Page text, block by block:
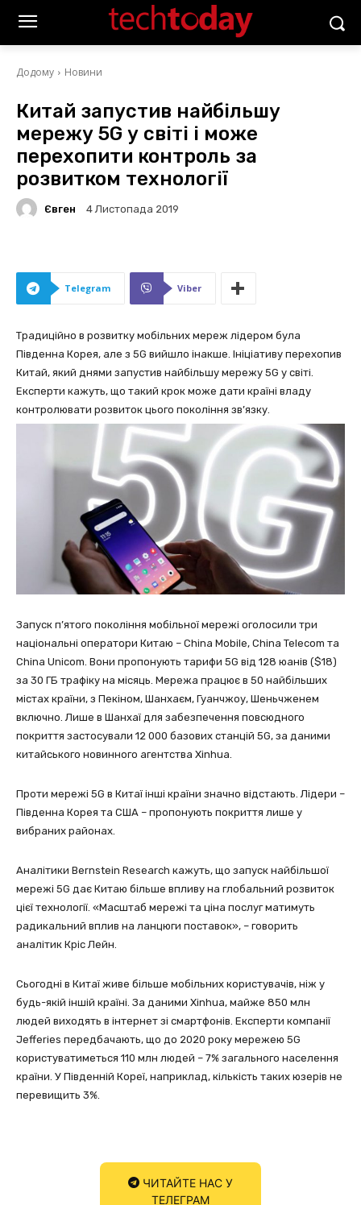
Додому Новини
Китай запустив найбільшу
мережу 5G у світі і може
перехопити контроль за
розвитком технології
Євген 4 Листопада 2019
Telegram Viber
Традиційно в розвитку мобільних мереж лідером була
Південна Корея, але з 5G вийшло інакше. Ініціативу перехопив
Китай, який днями запустив найбільшу мережу 5G у світі.
Експерти кажуть, що такий крок може дати країні владу
контролювати розвиток цього покоління зв’язку.
Запуск п’ятого покоління мобільної мережі оголосили три
національні оператори Китаю – China Mobile, China Telecom та
China Unicom. Вони пропонують тарифи 5G від 128 юанів ($18)
за 30 ГБ трафіку на місяць. Мережа працює в 50 найбільших
містах країни, з Пекіном, Шанхаєм, Гуанчжоу, Шеньчженем
включно. Лише в Шанхаї для забезпечення повсюдного
покриття застосували 12 000 базових станцій 5G, за даними
китайського новинного агентства Xinhua.
Проти мережі 5G в Китаї інші країни значно відстають. Лідери –
Південна Корея та США – пропонують покриття лише у
вибраних районах.
Аналітики Bernstein Research кажуть, що запуск найбільшої
мережі 5G дає Китаю більше впливу на глобальний розвиток
цієї технології. «Масштаб мережі та ціна послуг матимуть
радикальний вплив на ланцюги поставок», – говорить
аналітик Кріс Лейн.
Сьогодні в Китаї живе більше мобільних користувачів, ніж у
будь-якій іншій країні. За даними Xinhua, майже 850 млн
людей виходять в інтернет зі смартфонів. Експерти компанії
Jefferies передбачають, що до 2020 року мережею 5G
користуватиметься 110 млн людей – 7% загального населення
країни. У Південній Кореї, наприклад, кількість таких юзерів не
перевищить 3%.
ЧИТАЙТЕ НАС У
ТЕЛЕГРАМ